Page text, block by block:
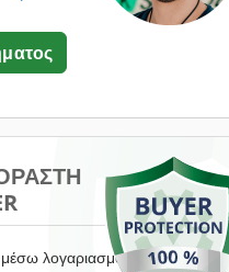
λογαριασμού μεσεγγύησης